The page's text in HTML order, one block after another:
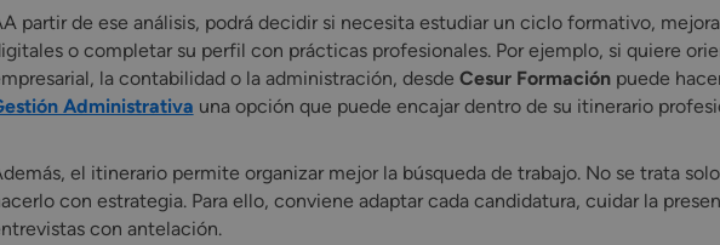
partir de ese análisis, podrá decidir si necesita estudiar un ciclo formativo,
o completar su perfil con prácticas profesionales. Por ejemplo, si quiere
la contabilidad o la administración, desde Cesur Formaciónpuede
Administrativa una opción que puede encajar dentro de su itinerario
el itinerario permite organizar mejor la búsqueda de trabajo. No se trata
con estrategia. Para ello, conviene adaptar cada candidatura, cuidar la
con antelación.